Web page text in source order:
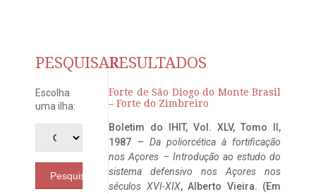
PESQUISAR
Escolha
uma ilha:
Pesquisar
RESULTADOS
Forte de São Diogo do Monte Brasil
– Forte do Zimbreiro
Boletim do IHIT, Vol. XLV, Tomo II,
1987 – Da poliorcética à fortificação
nos Açores – Introdução ao estudo do
sistema defensivo nos Açores nos
séculos XVI-XIX, Alberto Vieira. (Em